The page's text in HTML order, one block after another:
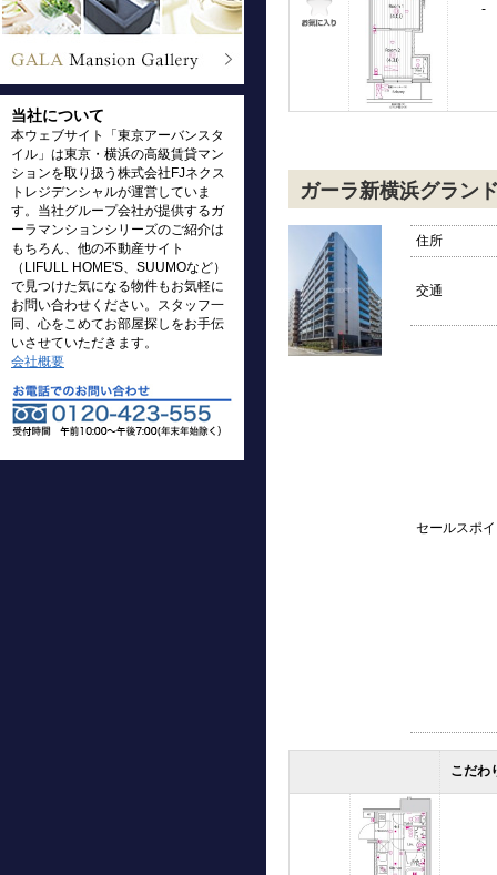
当社について
本ウェブサイト「東京アーバンスタ
イル」は東京・横浜の高級賃貸マン
ションを取り扱う株式会社FJネクス
トレジデンシャルが運営していま
す。当社グループ会社が提供するガ
ーラマンションシリーズのご紹介は
もちろん、他の不動産サイト
（LIFULL HOME'S、SUUMOなど）
で見つけた気になる物件もお気軽に
お問い合わせください。スタッフ一
同、心をこめてお部屋探しをお手伝
いさせていただきます。
会社概要
-
ガーラ新横浜グラン
住所
交通
セールスポ
こだわ